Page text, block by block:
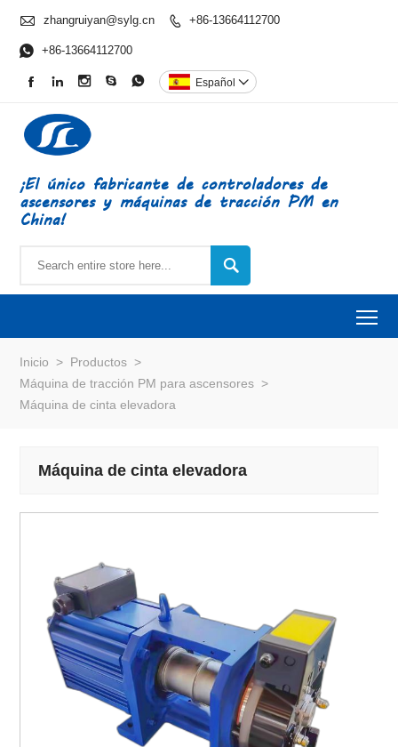
 zhangruiyan@sylg.cn  +86-13664112700
 +86-13664112700
     Español 
¡El único fabricante de controladores de
ascensores y máquinas de tracción PM en
China!

Inicio > Productos >
Máquina de tracción PM para ascensores >
Máquina de cinta elevadora
Máquina de cinta elevadora